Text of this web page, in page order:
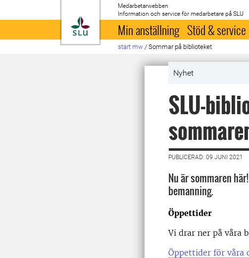
Till startsida
Medarbetarwebben
Information och service för medarbetare på SLU
Min anställning Stöd & service
start mw / Sommar på biblioteket
Nyhet
SLU-
PUBLICERAD: 09 JUNI 2021
Nu är sommaren
bemanning.
Öppettider
Vi drar ner på våra
Öppettider för våra